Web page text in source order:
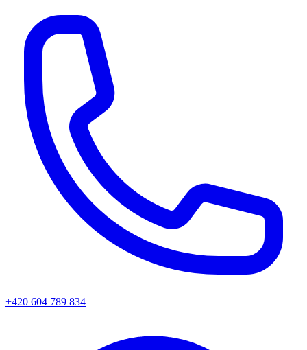
+420 604 789 834